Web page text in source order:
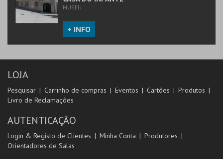
MUSEU
+ INFO
LOJA
Pesquisar Carrinho de compras Eventos Cartões
Produtos
Livro de Reclamações
AUTENTICAÇÃO
Login & Registo de Clientes Minha Conta
Produtores
Orientadores de Salas